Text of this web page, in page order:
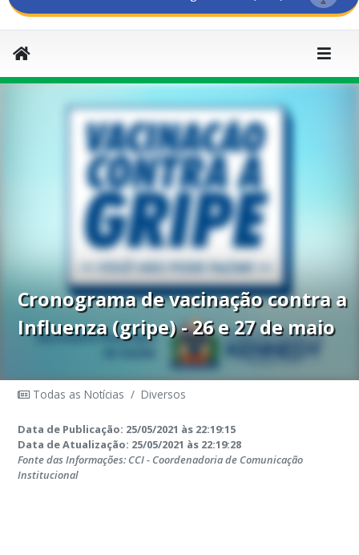
Cronograma de vacinação contra a
Influenza (gripe) - 26 e 27 de maio
Todas as Notícias / Diversos
Data de Publicação: 25/05/2021 às 22:19:15
Data de Atualização: 25/05/2021 às 22:19:28
Fonte das Informações: CCI - Coordenadoria de Comunicação
Institucional